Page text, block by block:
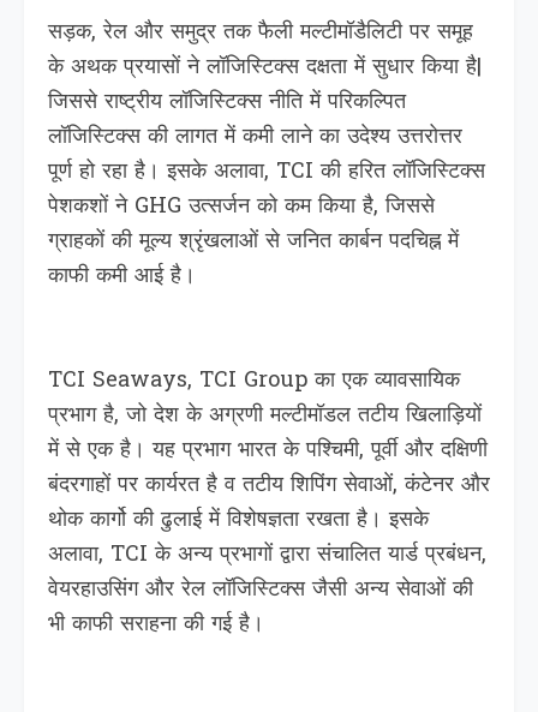
सड़क, रेल और समुद्र तक फैली मल्टीमॉडैलिटी पर समूह
के अथक प्रयासों ने लॉजिस्टिक्स दक्षता में सुधार किया है|
जिससे राष्ट्रीय लॉजिस्टिक्स नीति में परिकल्पित
लॉजिस्टिक्स की लागत में कमी लाने का उदेश्य उत्तरोत्तर
पूर्ण हो रहा है। इसके अलावा, TCI की हरित लॉजिस्टिक्स
पेशकशों ने GHG उत्सर्जन को कम किया है, जिससे
ग्राहकों की मूल्य श्रृंखलाओं से जनित कार्बन पदचिह्न में
काफी कमी आई है।
TCI Seaways, TCI Group का एक व्यावसायिक
प्रभाग है, जो देश के अग्रणी मल्टीमॉडल तटीय खिलाड़ियों
में से एक है। यह प्रभाग भारत के पश्चिमी, पूर्वी और दक्षिणी
बंदरगाहों पर कार्यरत है व तटीय शिपिंग सेवाओं, कंटेनर और
थोक कार्गो की ढुलाई में विशेषज्ञता रखता है। इसके
अलावा, TCI के अन्य प्रभागों द्वारा संचालित यार्ड प्रबंधन,
वेयरहाउसिंग और रेल लॉजिस्टिक्स जैसी अन्य सेवाओं की
भी काफी सराहना की गई है।